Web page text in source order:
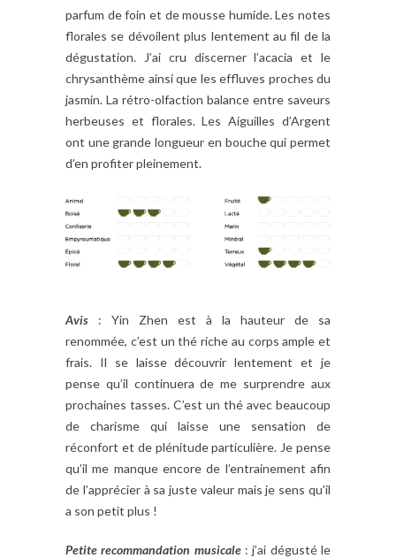
parfum de foin et de mousse humide. Les notes
florales se dévoilent plus lentement au fil de la
dégustation. J’ai cru discerner l’acacia et le
chrysanthème ainsi que les effluves proches du
jasmin. La rétro-olfaction balance entre saveurs
herbeuses et florales. Les Aiguilles d’Argent
ont une grande longueur en bouche qui permet
d’en profiter pleinement.
Avis : Yin Zhen est à la hauteur de sa
renommée, c’est un thé riche au corps ample et
frais. Il se laisse découvrir lentement et je
pense qu’il continuera de me surprendre aux
prochaines tasses. C’est un thé avec beaucoup
de charisme qui laisse une sensation de
réconfort et de plénitude particulière. Je pense
qu’il me manque encore de l’entrainement afin
de l’apprécier à sa juste valeur mais je sens qu’il
a son petit plus !
Petite recommandation musicale: j’ai dégusté le